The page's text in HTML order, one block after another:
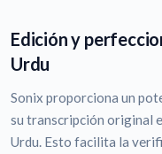
Edición y
Urdu
Sonix proporciona un
su transcripción original
Urdu. Esto facilita la